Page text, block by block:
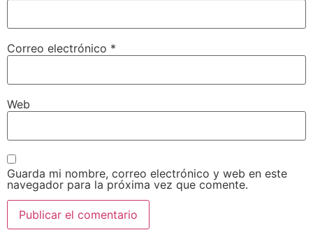
Correo electrónico *
Web
Guarda mi nombre, correo electrónico y web en este
navegador para la próxima vez que comente.